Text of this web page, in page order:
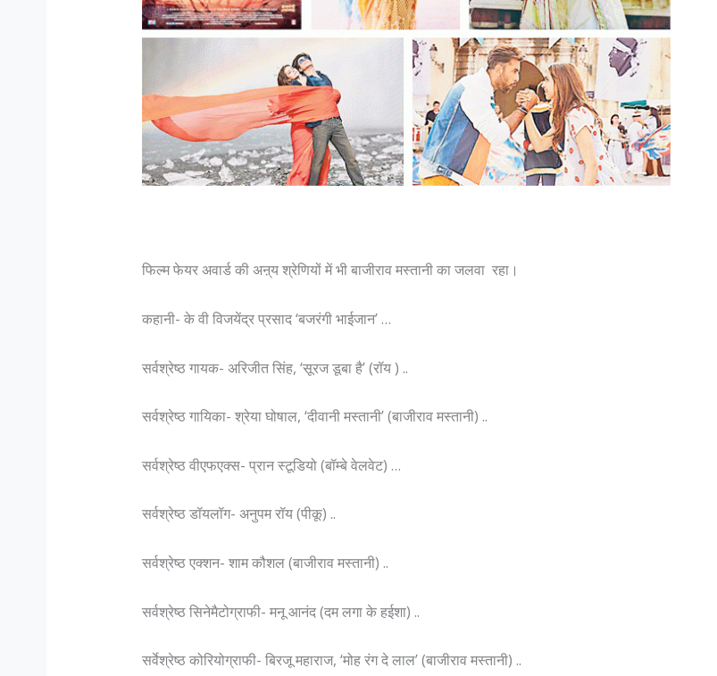
फिल्म फेयर अवार्ड की अऩ्य श्रेणियों में भी बाजीराव मस्तानी का जलवा रहा।
कहानी- के वी विजयेंद्र प्रसाद ‘बजरंगी भाईजान’ …
सर्वश्रेष्ठ गायक- अरिजीत सिंह, ‘सूरज डूबा है’ (रॉय ) ..
सर्वश्रेष्ठ गायिका- श्रेया घोषाल, ‘दीवानी मस्तानी’ (बाजीराव मस्तानी) ..
सर्वश्रेष्ठ वीएफएक्स- प्रान स्टूडियो (बॉम्बे वेलवेट) …
सर्वश्रेष्ठ डॉयलॉग- अनुपम रॉय (पीकू) ..
सर्वश्रेष्ठ एक्शन- शाम कौशल (बाजीराव मस्तानी) ..
सर्वश्रेष्ठ सिनेमैटोग्राफी- मनू आनंद (दम लगा के हईशा) ..
सर्वेश्रेष्ठ कोरियोग्राफी- बिरजू महाराज, ‘मोह रंग दे लाल’ (बाजीराव मस्तानी) ..